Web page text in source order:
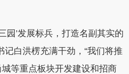
园’发展标兵，打造名副其实的
记白洪楞充满干劲，“我们将推
等重点板块开发建设和招商